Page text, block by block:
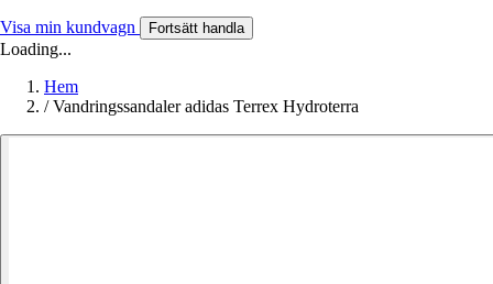
Visa min kundvagn Fortsätt handla
Loading...
Hem
/ Vandringssandaler adidas Terrex Hydroterra